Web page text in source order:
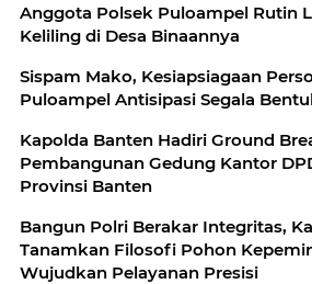
Anggota Polsek Puloampel Rutin
Keliling di Desa Binaannya
Sispam Mako, Kesiapsiagaan
Puloampel Antisipasi Segala
Kapolda Banten Hadiri Ground
Pembangunan Gedung Kantor
Provinsi Banten
Bangun Polri Berakar Integritas,
Tanamkan Filosofi Pohon
Wujudkan Pelayanan Presisi